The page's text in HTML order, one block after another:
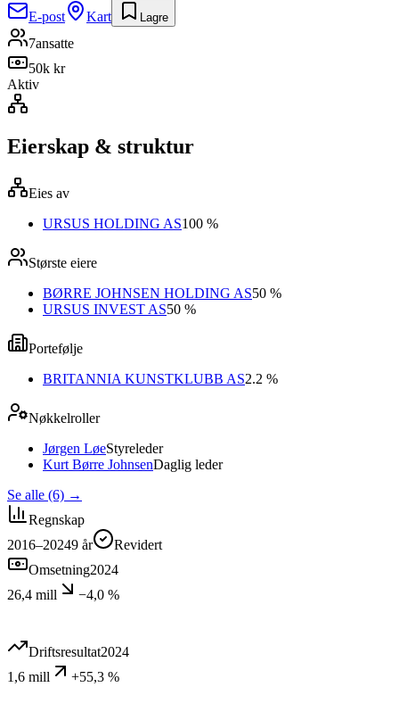
E-post
Kart Lagre
7ansatte
50k kr
Aktiv
Eierskap & struktur
Eies av
URSUS HOLDING AS100 %
Største eiere
BØRRE JOHNSEN HOLDING AS50 %
URSUS INVEST AS50 %
Portefølje
BRITANNIA KUNSTKLUBB AS2.2 %
Nøkkelroller
Jørgen LøeStyreleder
Kurt Børre JohnsenDaglig leder
Se alle (6) →
Regnskap
2016–20249 år
Revidert
Omsetning2024
26,4 mill
−4,0 %
Driftsresultat2024
1,6 mill
+55,3 %